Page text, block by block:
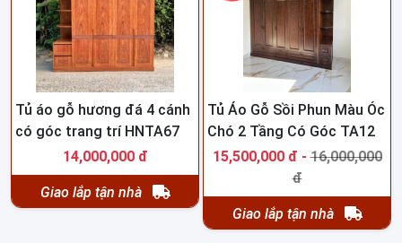
Tủ áo gỗ hương đá 4 cánh
có góc trang trí HNTA67
14,000,000 đ
Giao lắp tận nhà
Tủ Áo Gỗ Sồi Phun Màu Óc
Chó 2 Tầng Có Góc TA12
15,500,000 đ -16,000,000
đ
Giao lắp tận nhà